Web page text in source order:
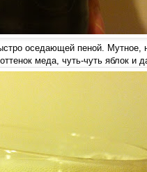
оседающей пеной. Мутное,
меда, чуть-чуть яблок и